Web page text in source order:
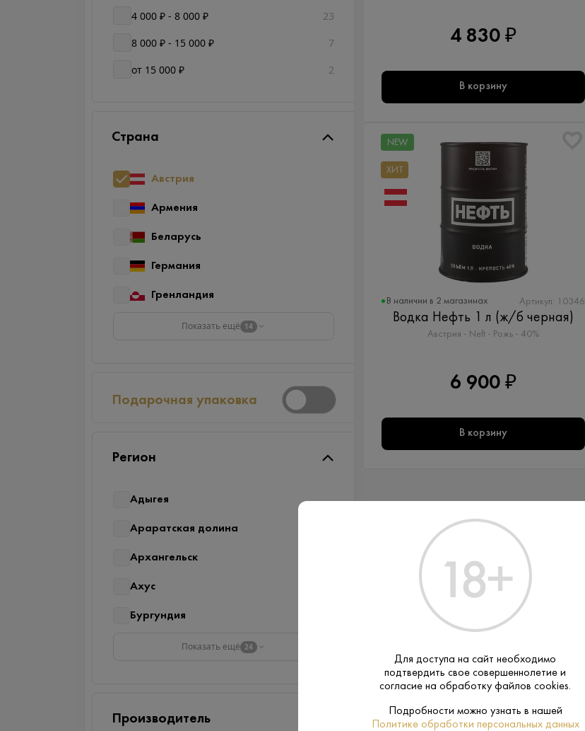
4 000 ₽ - 8 000 ₽
23
8 000 ₽ - 15 000 ₽
7
от 15 000 ₽
2
Страна
Австрия
Армения
Беларусь
Германия
Гренландия
Показать ещё 14
Подарочная упаковка
Регион
Адыгея
Араратская долина
Архангельск
Ахус
Бургундия
Показать ещё 24
Производитель
4 830 ₽
В корзину
NEW
ХИТ
В наличии в 2 магазинах Артикул: 10346
Водка Нефть 1 л (ж/б черная)
Австрия - Neft - Рожь - 40%
6 900 ₽
В корзину
Для доступа на сайт необходимо
подтвердить свое совершеннолетие и
согласие на обработку файлов cookies.
Подробности можно узнать в нашей
Политике обработки персональных данных